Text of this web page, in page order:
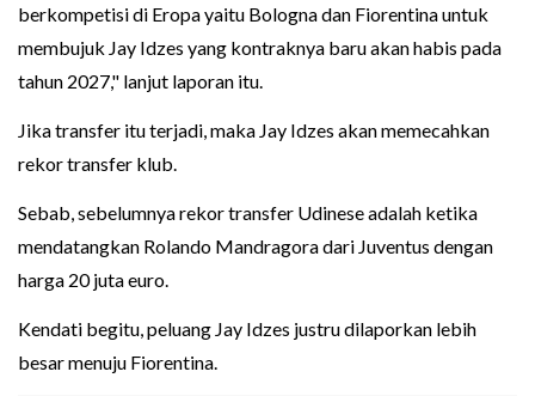
berkompetisi di Eropa yaitu Bologna dan Fiorentina untuk
membujuk Jay Idzes yang kontraknya baru akan habis pada
tahun 2027," lanjut laporan itu.
Jika transfer itu terjadi, maka Jay Idzes akan memecahkan
rekor transfer klub.
Sebab, sebelumnya rekor transfer Udinese adalah ketika
mendatangkan Rolando Mandragora dari Juventus dengan
harga 20 juta euro.
Kendati begitu, peluang Jay Idzes justru dilaporkan lebih
besar menuju Fiorentina.